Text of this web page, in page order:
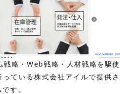
戦略・Web戦略・人材戦略を駆使
ている株式会社アイルで提供さ
す。